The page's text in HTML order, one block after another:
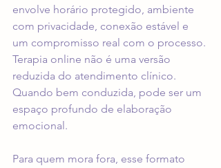
envolve horário protegido, ambiente
com privacidade, conexão estável e
um compromisso real com o processo.
Terapia online não é uma versão
reduzida do atendimento clínico.
Quando bem conduzida, pode ser um
espaço profundo de elaboração
emocional.
Para quem mora fora, esse formato